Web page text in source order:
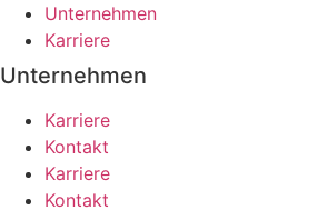
Unternehmen
Karriere
Unternehmen
Karriere
Kontakt
Karriere
Kontakt